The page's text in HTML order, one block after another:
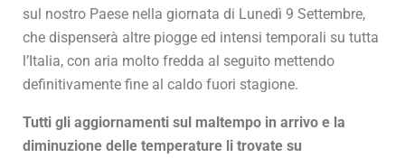
sul nostro Paese nella giornata di Lunedì 9 Settembre,
che dispenserà altre piogge ed intensi temporali su tutta
l’Italia, con aria molto fredda al seguito mettendo
definitivamente fine al caldo fuori stagione.
Tutti gli aggiornamenti sul maltempo in arrivo e la
diminuzione delle temperature li trovate su